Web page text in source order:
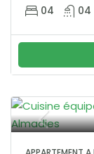
04 04